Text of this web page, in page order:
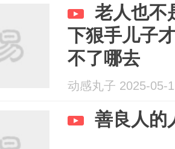
老人也不
下狠手儿子
不了哪去
动感丸子 2025-05-
善良人的